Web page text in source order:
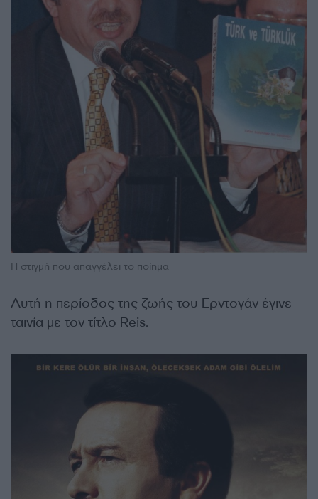
Η στιγμή που απαγγέλει το ποίημα
Αυτή η περίοδος της ζωής του Ερντογάν έγινε
ταινία με τον τίτλο Reis.